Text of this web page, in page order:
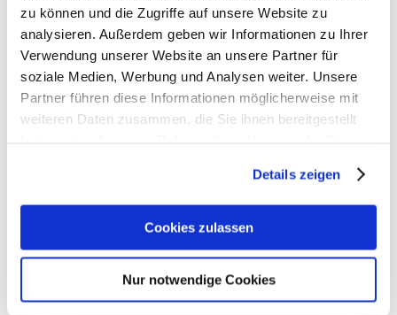
zu können und die Zugriffe auf unsere Website zu
analysieren. Außerdem geben wir Informationen zu Ihrer
Verwendung unserer Website an unsere Partner für
soziale Medien, Werbung und Analysen weiter. Unsere
Partner führen diese Informationen möglicherweise mit
weiteren Daten zusammen, die Sie ihnen bereitgestellt
Details zeigen
Cookies zulassen
Nur notwendige Cookies
- Großes, gefüttertes Fach mit Reißverschluss und
Logo-Puller aus PU-Material.
- Schulterriemen mit robusten Metallkarabinern.
> Material: Obermaterial aus 100 % recyceltem
Polyester.
Deutschland
Fax: +49 8105 77292-920
E-Mail: service@reisenthel.com